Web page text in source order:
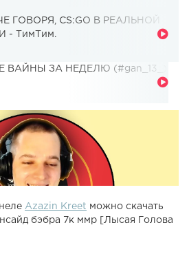
ГОВОРЯ, CS:GO В РЕАЛЬНОЙ
- ТимТим.
ВАЙНЫ ЗА НЕДЕЛЮ (#gan_13_)
Azazin Kreet можно скачать
бэбра 7к ммр [Лысая Голова